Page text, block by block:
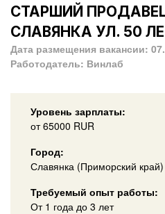
СТАРШИЙ
СЛАВЯНКА УЛ. 50
Дата размещения вакансии:
Работодатель: Винлаб
Уровень зарплаты:
от65000 RUR
Город:
Славянка (Приморский край)
Требуемый опыт работы:
От 1 года до 3 лет